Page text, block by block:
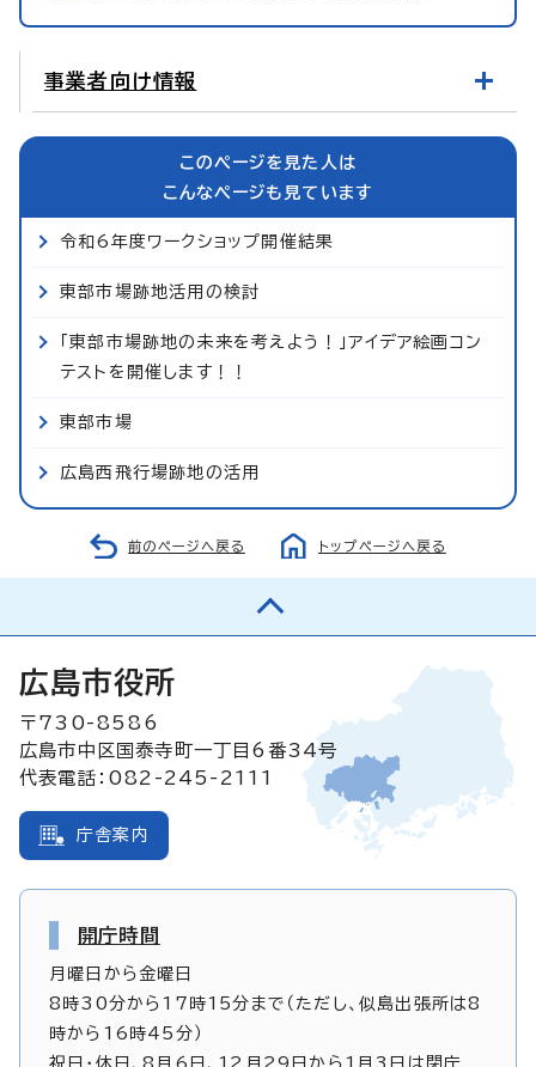
事業者向け情報
このページを見た人は
こんなページも見ています
令和6年度ワークショップ開催結果
東部市場跡地活用の検討
「東部市場跡地の未来を考えよう！」アイデア絵画コン
テストを開催します！！
東部市場
広島西飛行場跡地の活用
前のページへ戻る トップページへ戻る
広島市役所
〒730-8586
広島市中区国泰寺町一丁目6番34号
代表電話：082-245-2111
庁舎案内
開庁時間
月曜日から金曜日
8時30分から17時15分まで（ただし、似島出張所は8
時から16時45分）
祝日・休日、8月6日、12月29日から1月3日は閉庁